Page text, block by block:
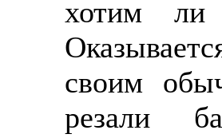
хотим
своим
резали